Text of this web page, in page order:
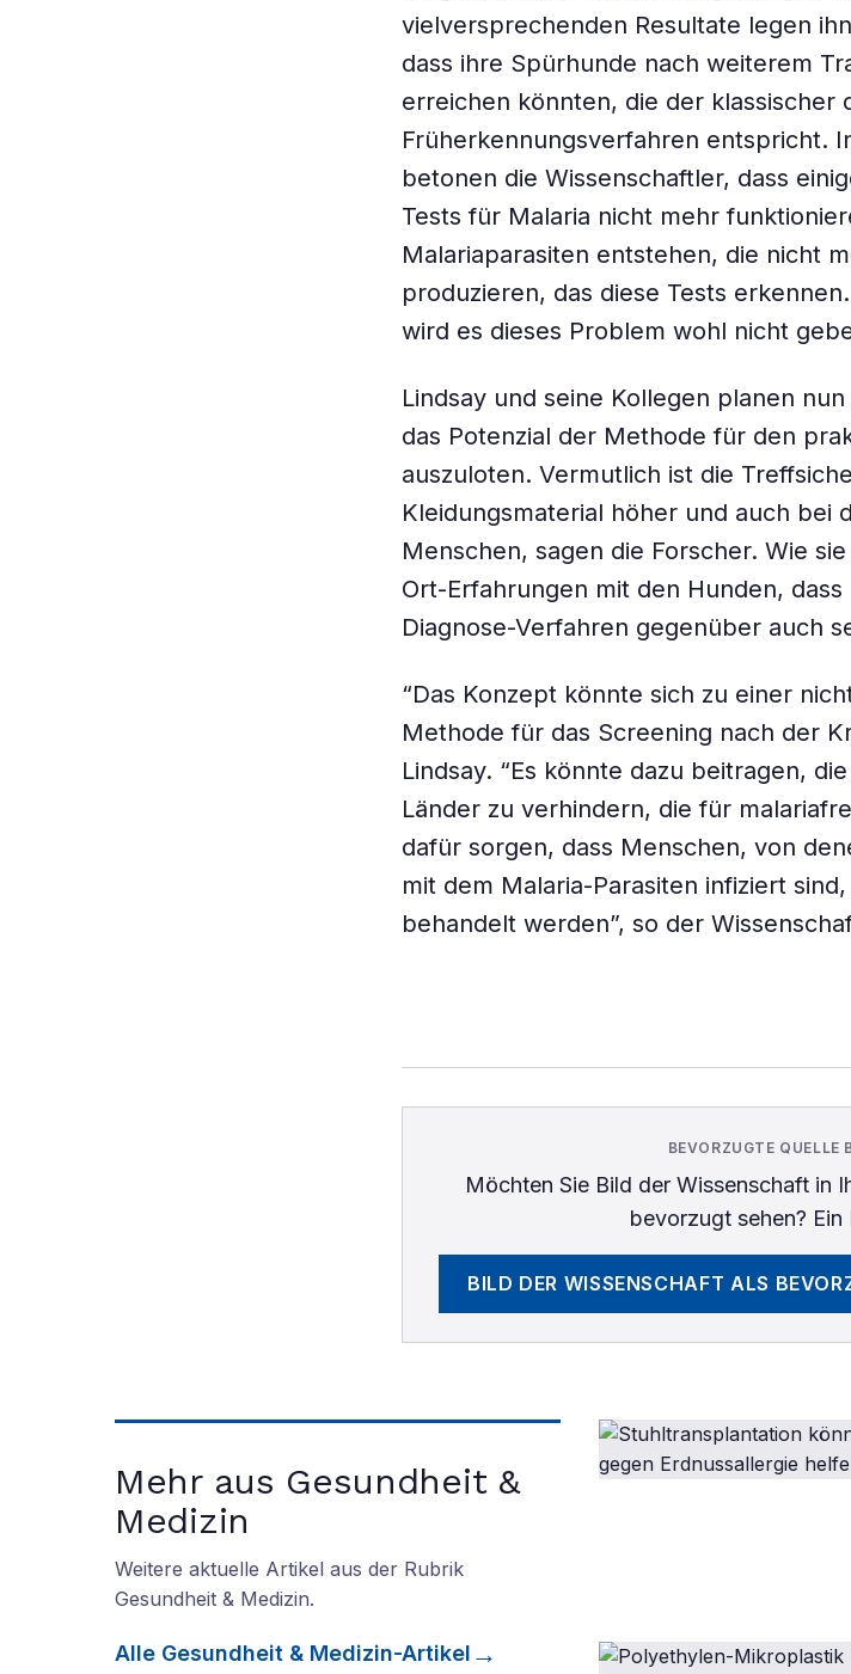
vielversprechenden Resultate legen
dass ihre Spürhunde nach weiterem
erreichen könnten, die der klassischer
Früherkennungsverfahren entspricht.
betonen die Wissenschaftler, dass
Tests für Malaria nicht mehr
Malariaparasiten entstehen, die nicht
produzieren, das diese Tests
wird es dieses Problem wohl nicht
Lindsay und seine Kollegen planen
das Potenzial der Methode für den
auszuloten. Vermutlich ist die
Kleidungsmaterial höher und auch bei
Menschen, sagen die Forscher. Wie
Ort-Erfahrungen mit den Hunden,
Diagnose-Verfahren gegenüber auch
“Das Konzept könnte sich zu einer
Methode für das Screening nach der
Lindsay. “Es könnte dazu beitragen,
Länder zu verhindern, die für
dafür sorgen, dass Menschen, von
mit dem Malaria-Parasiten infiziert
behandelt werden”, so der
BEVORZUGTE QUELLE
Möchten Sie Bild der Wissenschaftin
bevorzugt sehen? Ein
BILD DER WISSENSCHAFT ALS
Mehr aus Gesundheit &
Medizin
Weitere aktuelle Artikel aus der Rubrik
Gesundheit & Medizin.
Alle Gesundheit & Medizin-Artikel